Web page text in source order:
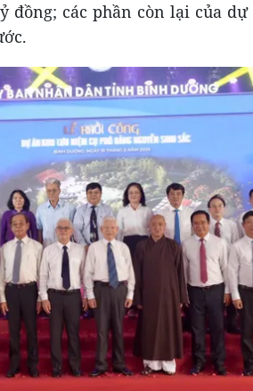
các phần còn lại của